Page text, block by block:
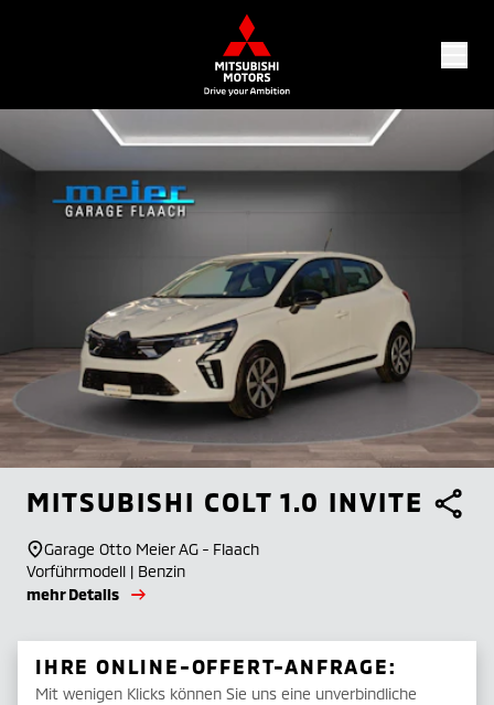
MITSUBISHI COLT 1.0 INVITE
Garage Otto Meier AG - Flaach
Vorführmodell | Benzin
mehr Details
IHRE ONLINE-OFFERT-ANFRAGE:
Mit wenigen Klicks können Sie uns eine unverbindliche